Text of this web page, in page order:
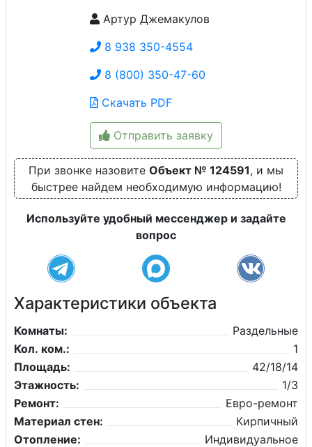
Артур Джемакулов
8 938 350-4554
8 (800) 350-47-60
Скачать PDF
Отправить заявку
При звонке назовите Объект № 124591, и мы
быстрее найдем необходимую информацию!
Используйте удобный мессенджер и задайте
вопрос
Характеристики объекта
Комнаты:
Раздельные
Кол. ком.:
1
Площадь:
42/18/14
Этажность:
1/3
Ремонт:
Евро-ремонт
Материал стен:
Кирпичный
Отопление:
Индивидуальное